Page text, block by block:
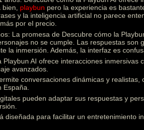
bien, playbun pero la experiencia es
y la inteligencia artificial no parece
por el precio.
La promesa de Descubre cómo la
no se cumple. Las respuestas son
la inmersión. Además, la interfaz es
Playbun AI ofrece interacciones inmersivas
avanzados.
conversaciones dinámicas y realistas,
España.
pueden adaptar sus respuestas y
diseñada para facilitar un entretenimiento